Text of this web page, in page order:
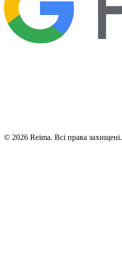
© 2026 Reima. Всі права захищені.